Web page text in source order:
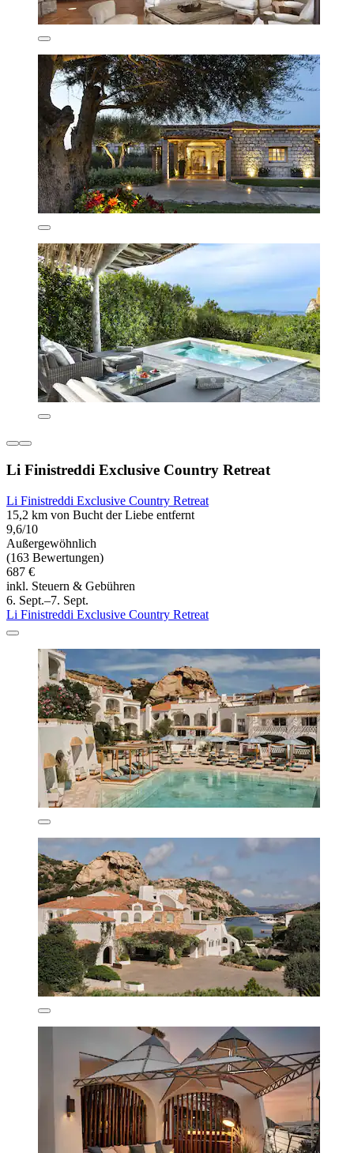
Li Finistreddi Exclusive Country Retreat
Li Finistreddi Exclusive Country Retreat
15,2 km von Bucht der Liebe entfernt
9,6/10
Außergewöhnlich
(163 Bewertungen)
687 €
inkl. Steuern & Gebühren
6. Sept.–7. Sept.
Li Finistreddi Exclusive Country Retreat